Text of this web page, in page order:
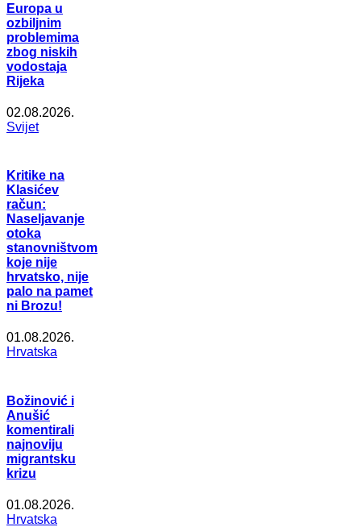
Europa u
ozbiljnim
problemima
zbog niskih
vodostaja
Rijeka
02.08.2026.
Svijet
Kritike na
Klasićev
račun:
Naseljavanje
otoka
stanovništvom
koje nije
hrvatsko, nije
palo na pamet
ni Brozu!
01.08.2026.
Hrvatska
Božinović i
Anušić
komentirali
najnoviju
migrantsku
krizu
01.08.2026.
Hrvatska